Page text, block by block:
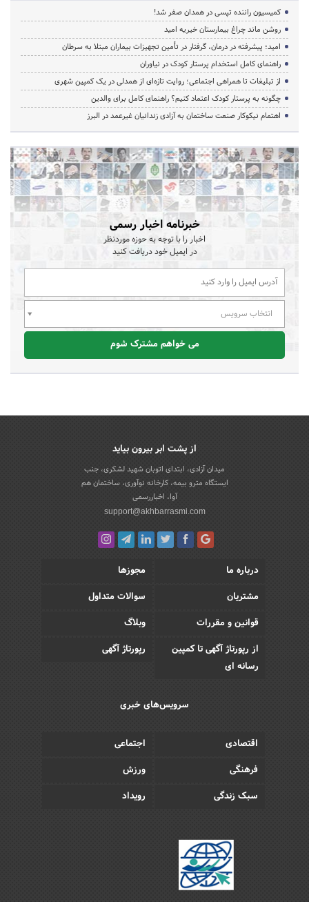
کمیسیون راننده تپسی در همدان صفر شد!
روشن ماند چراغ بیمارستان خیریه امید
امید؛ پیشرفته در درمان، گرفتار در تأمین تجهیزات بیماران مبتلا به سرطان
راهنمای کامل استخدام پرستار کودک در نیاوران
از تبلیغات تا همراهی اجتماعی؛ روایت تازه‌ای از همدلی در یک کمپین شهری
چگونه به پرستار کودک اعتماد کنیم؟ راهنمای کامل برای والدین
اهتمام نیکوکار صنعت ساختمان به آزادی زندانیان غیرعمد در البرز
خبرنامه اخبار رسمی
اخبار را با توجه به حوزه موردنظر
در ایمیل خود دریافت کنید
انتخاب سرویس
می خواهم مشترک شوم
از پشت ابر بیرون بیاید
میدان آزادی، ابتدای اتوبان شهید لشکری، جنب
ایستگاه مترو بیمه، کارخانه نوآوری، ساختمان هم
آوا، اخباررسمی
support@akhbarrasmi.com
درباره ما
مجوزها
مشتریان
سوالات متداول
قوانین و مقررات
وبلاگ
از رپورتاژ آگهی تا کمپین
رسانه ای
رپورتاژ آگهی
سرویس‌های خبری
اقتصادی
اجتماعی
فرهنگی
ورزش
سبک زندگی
رویداد